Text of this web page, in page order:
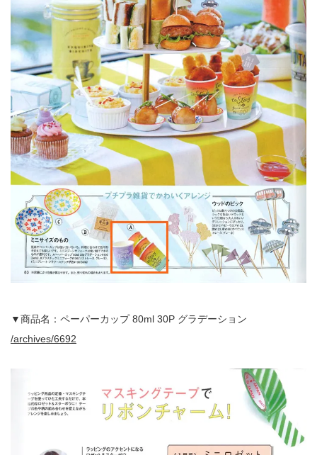
▼商品名：ペーパーカップ 80ml 30P グラデーション
/archives/6692